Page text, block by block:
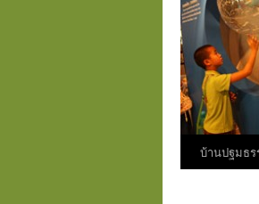
Skipบ้านปฐมธร